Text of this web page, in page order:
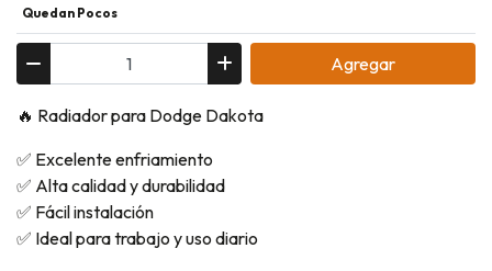
Quedan Pocos
Agregar
🔥 Radiador para Dodge Dakota
✅ Excelente enfriamiento
✅ Alta calidad y durabilidad
✅ Fácil instalación
✅ Ideal para trabajo y uso diario